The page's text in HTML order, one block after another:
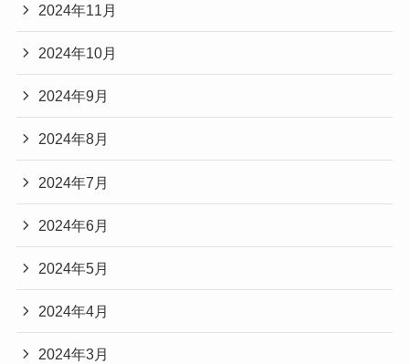
2024年11月
2024年10月
2024年9月
2024年8月
2024年7月
2024年6月
2024年5月
2024年4月
2024年3月